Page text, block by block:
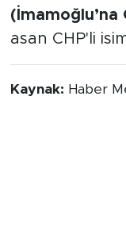
(İmamoğlu’na
asan CHP'li
Kaynak: Haber